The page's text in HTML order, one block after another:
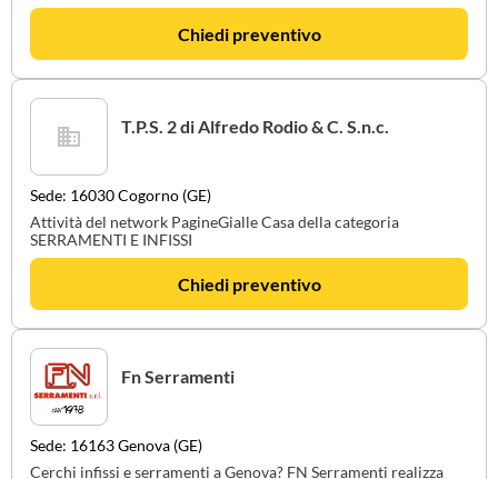
Chiedi preventivo
T.P.S. 2 di Alfredo Rodio & C. S.n.c.
Sede: 16030 Cogorno (GE)
Attività del network PagineGialle Casa della categoria
SERRAMENTI E INFISSI
Chiedi preventivo
Fn Serramenti
Sede: 16163 Genova (GE)
Cerchi infissi e serramenti a Genova? FN Serramenti realizza